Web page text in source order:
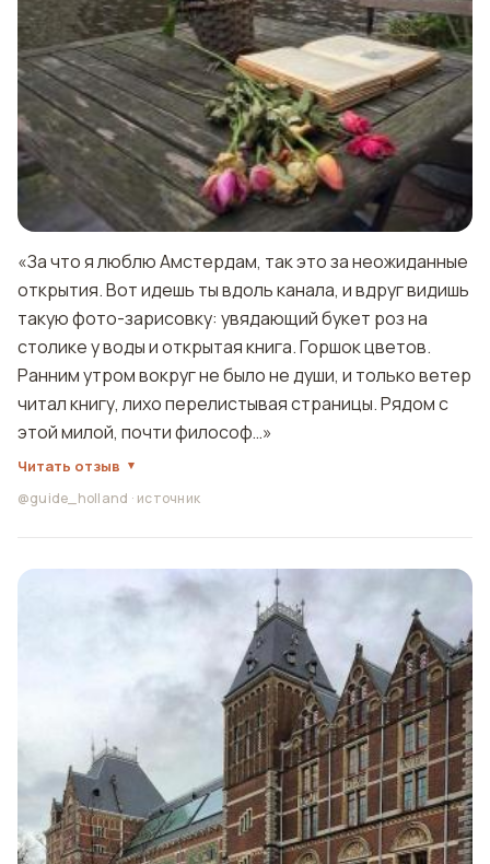
«За что я люблю Амстердам, так это за неожиданные
открытия. Вот идешь ты вдоль канала, и вдруг видишь
такую фото-зарисовку: увядающий букет роз на
столике у воды и открытая книга. Горшок цветов.
Ранним утром вокруг не было не души, и только ветер
читал книгу, лихо перелистывая страницы. Рядом с
этой милой, почти философ…»
Читать отзыв
@guide_holland · источник